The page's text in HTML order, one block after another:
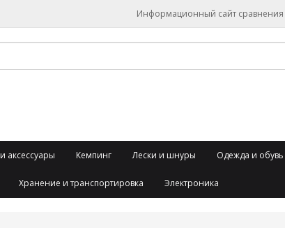
Информационный сайт сравнения
аксессуары Кемпинг Лески и шнуры Одежда и обувь
Хранение и транспортировка Электроника